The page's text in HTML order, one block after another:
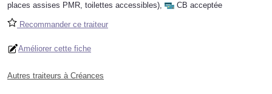
places assises PMR, toilettes accessibles), CB acceptée
Recommander ce traiteur
Améliorer cette fiche
Autres traiteurs à Créances